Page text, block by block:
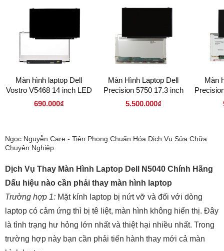
Màn hình laptop Dell
Vostro V5468 14 inch LED
Mỏng 30 pin ( 140LM30P
690.000₫
Màn Hình Laptop Dell
Precision 5750 17.3 inch
LED Mỏng 40 pin (
5.500.000₫
Màn
Ngọc Nguyễn Care - Tiên Phong Chuẩn Hóa Dịch Vụ Sửa Chữa
Chuyên Nghiệp
Dịch Vụ Thay Màn Hình Laptop Dell N5040 Chính Hãng
Dấu hiệu nào cần phải thay màn hình laptop
Trường hợp 1: Mặt kính laptop bị nứt vỡ và đối với dòng
laptop có cảm ứng thì bị tê liệt, màn hình không hiển thị. Đây
là tình trạng hư hỏng lớn nhất và thiệt hại nhiều nhất. Trong
trường hợp này bạn cần phải tiến hành thay mới cả màn